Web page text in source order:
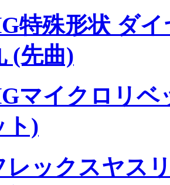
特殊形状 ダ
(先曲)
マイクロリベ
ト)
レックスヤス